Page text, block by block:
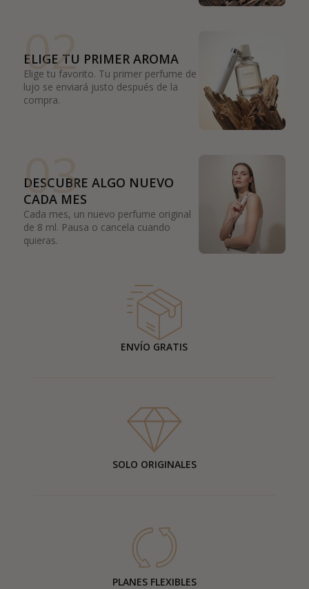
02
ELIGE TU PRIMER AROMA
Elige tu favorito. Tu primer perfume de
lujo se enviará justo después de la
compra.
03
DESCUBRE ALGO NUEVO
CADA MES
Cada mes, un nuevo perfume original
de 8 ml. Pausa o cancela cuando
quieras.
ENVÍO GRATIS
SOLO ORIGINALES
PLANES FLEXIBLES